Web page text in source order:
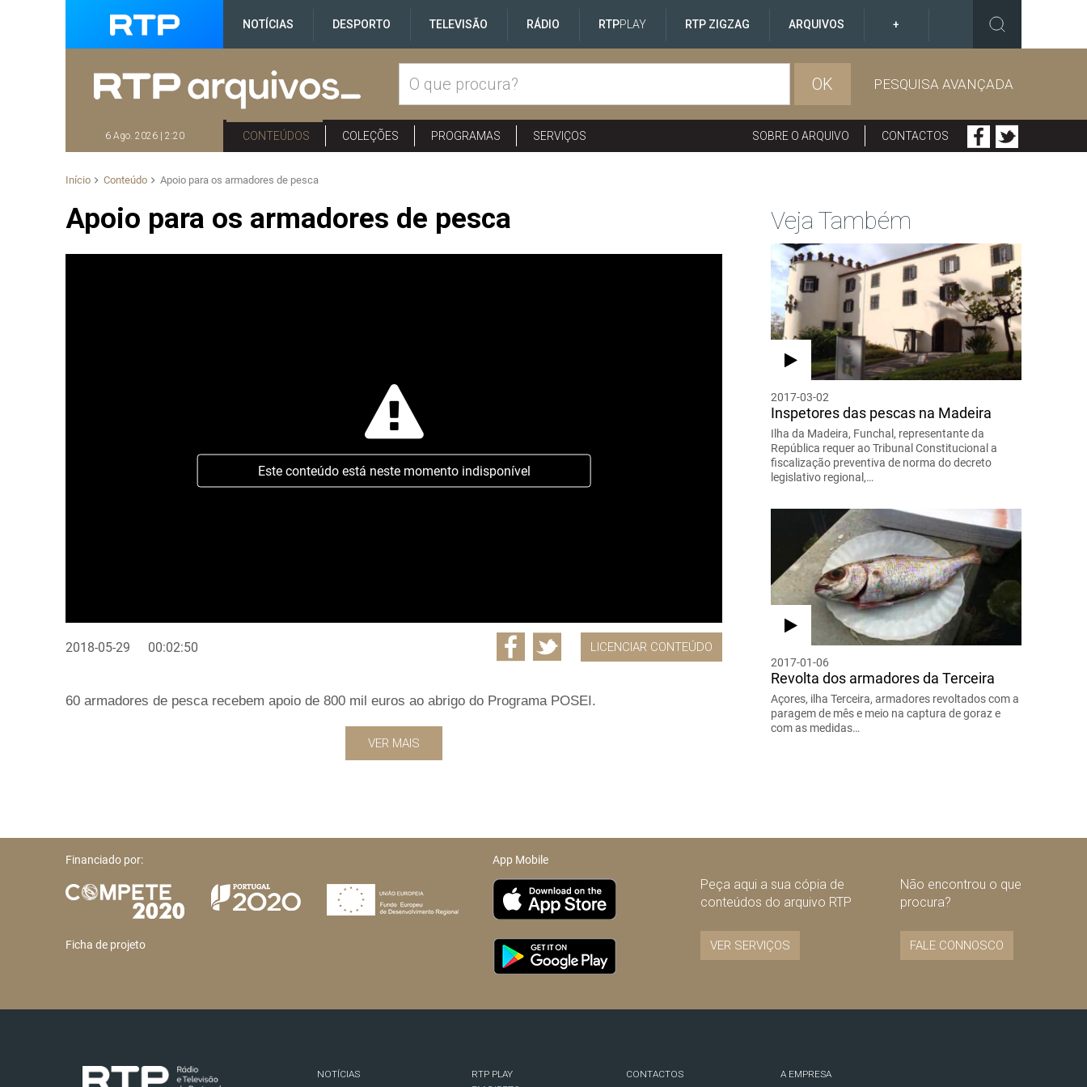
NOTÍCIAS DESPORTO TELEVISÃO RÁDIO RTPPLAY RTP ZIGZAG ARQUIVOS +
OK PESQUISA AVANÇADA
6 Ago. 2026 | 2:20 CONTEÚDOS COLEÇÕES PROGRAMAS SERVIÇOS SOBRE O ARQUIVO CONTACTOS
Início Conteúdo Apoio para os armadores de pesca
Apoio para os armadores de pesca
Este conteúdo está neste momento indisponível
2018-05-29 00:02:50 LICENCIAR CONTEÚDO
60 armadores de pesca recebem apoio de 800 mil euros ao abrigo do Programa POSEI.
VER MAIS
Veja Também
2017-03-02
Inspetores das pescas na Madeira
Ilha da Madeira, Funchal, representante da
República requer ao Tribunal Constitucional a
fiscalização preventiva de norma do decreto
legislativo regional,…
2017-01-06
Revolta dos armadores da Terceira
Açores, ilha Terceira, armadores revoltados com a
paragem de mês e meio na captura de goraz e
com as medidas…
Financiado por:
Ficha de projeto
App Mobile
Peça aqui a sua cópia de
conteúdos do arquivo RTP
VER SERVIÇOS
Não encontrou o que
procura?
FALE CONNOSCO
NOTÍCIAS
RTP PLAY
CONTACTOS
A EMPRESA